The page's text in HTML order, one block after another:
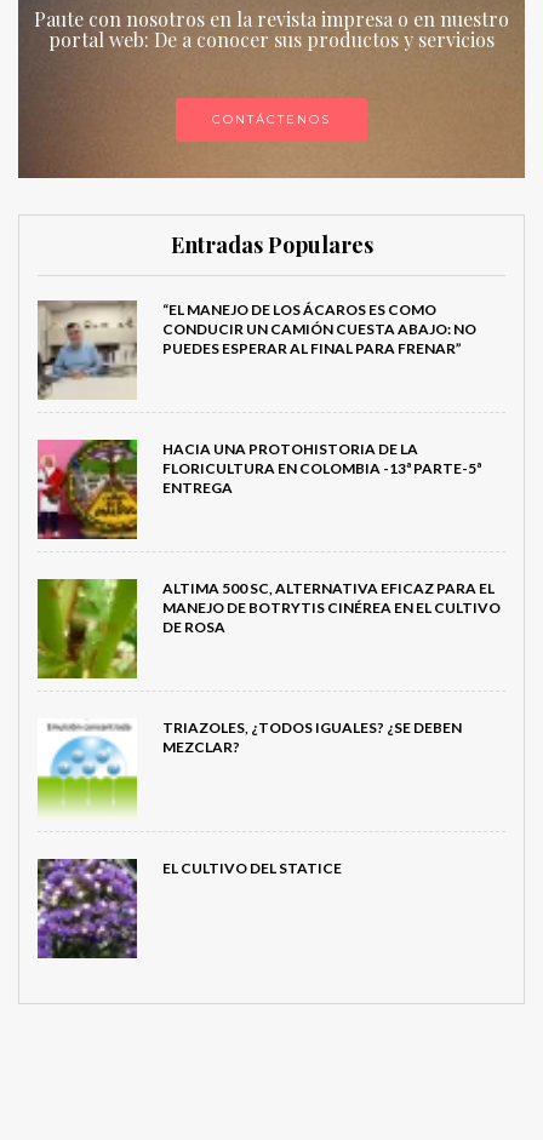
Paute con nosotros en la revista impresa o en nuestro
portal web: De a conocer sus productos y servicios
CONTÁCTENOS
Entradas Populares
“EL MANEJO DE LOS ÁCAROS ES COMO
CONDUCIR UN CAMIÓN CUESTA ABAJO: NO
PUEDES ESPERAR AL FINAL PARA FRENAR”
HACIA UNA PROTOHISTORIA DE LA
FLORICULTURA EN COLOMBIA -13ª PARTE-5ª
ENTREGA
ALTIMA 500 SC, ALTERNATIVA EFICAZ PARA EL
MANEJO DE BOTRYTIS CINÉREA EN EL CULTIVO
DE ROSA
TRIAZOLES, ¿TODOS IGUALES? ¿SE DEBEN
MEZCLAR?
EL CULTIVO DEL STATICE